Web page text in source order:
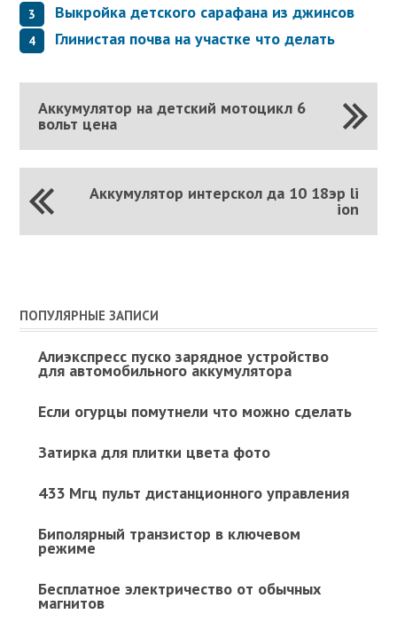
Выкройка детского сарафана из джинсов
Глинистая почва на участке что делать
Аккумулятор на детский мотоцикл 6
вольт цена
Аккумулятор интерскол да 10 18эр li
ion
ПОПУЛЯРНЫЕ ЗАПИСИ
Алиэкспресс пуско зарядное устройство
для автомобильного аккумулятора
Если огурцы помутнели что можно сделать
Затирка для плитки цвета фото
433 Мгц пульт дистанционного управления
Биполярный транзистор в ключевом
режиме
Бесплатное электричество от обычных
магнитов